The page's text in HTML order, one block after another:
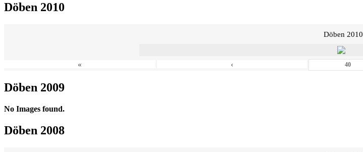
Döben 2010
Döben 2010
« ‹
Döben 2009
No Images found.
Döben 2008